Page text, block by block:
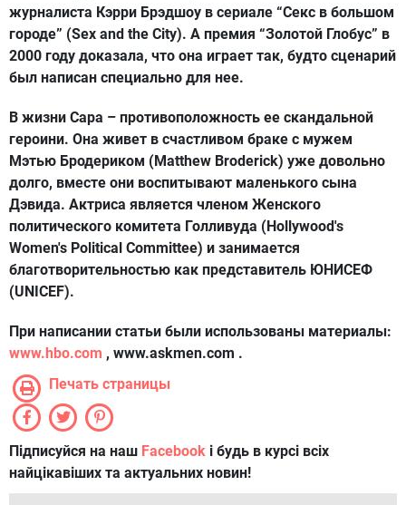
журналиста Кэрри Брэдшоу в сериале “Секс в большом
городе” (Sex and the City). А премия “Золотой Глобус” в
2000 году доказала, что она играет так, будто сценарий
был написан специально для нее.
В жизни Сара – противоположность ее скандальной
героини. Она живет в счастливом браке с мужем
Мэтью Бродериком (Matthew Broderick) уже довольно
долго, вместе они воспитывают маленького сына
Дэвида. Актриса является членом Женского
политического комитета Голливуда (Hollywood's
Women's Political Committee) и занимается
благотворительностью как представитель ЮНИСЕФ
(UNICEF).
При написании статьи были использованы материалы:
www.hbo.com , www.askmen.com .
Печать страницы
Підписуйся на наш Facebook і будь в курсі всіх
найцікавіших та актуальних новин!